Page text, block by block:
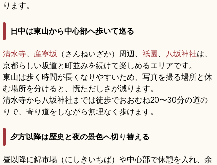
ります。
日中は東山から中心部へ歩いて巡る
清水寺 産寧坂 （さんねいざか）周辺、 祇園 八坂神社は、
京都らしい坂道と町並みを続けて楽しめるエリアです。
東山は歩く時間が長くなりやすいため、写真を撮る場所と休
む場所を分けると、慌ただしさが減ります。
清水寺から八坂神社までは徒歩でおおむね20〜30分の道の
りで、寄り道をしながら無理なく歩けます。
夕方以降は歴史と夜の景色へ切り替える
昼以降に錦市場（にしきいちば）や中心部で休憩を入れ、余